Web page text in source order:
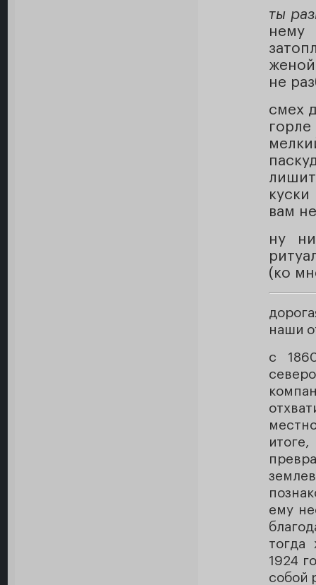
ты
нему
не
смех
вам
ну
(ко
наши
с
ему
тогда
1924
собой